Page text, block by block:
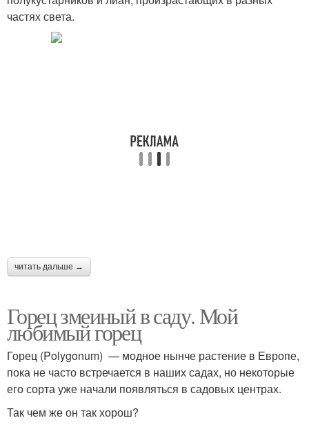
частях света.
читать дальше →
Горец змеиный в саду. Мой
любимый горец
Горец (Polygonum) — модное нынче растение в Европе,
пока не часто встречается в наших садах, но некоторые
его сорта уже начали появляться в садовых центрах.
Так чем же он так хорош?